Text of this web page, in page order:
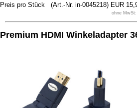
Preis pro Stück (Art.-Nr. in-0045218) EUR
ohne
Premium HDMI Winkeladapter